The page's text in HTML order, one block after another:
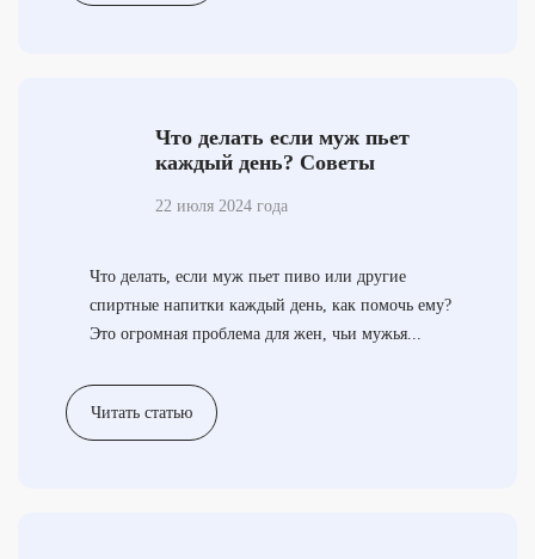
Что делать если муж пьет
каждый день? Советы
22 июля 2024 года
Что делать, если муж пьет пиво или другие
спиртные напитки каждый день, как помочь ему?
Это огромная проблема для жен, чьи мужья...
Читать статью